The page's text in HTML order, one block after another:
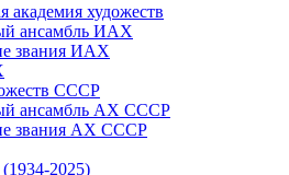
академия художеств
ансамбль ИАХ
звания ИАХ
СССР
ансамбль АХ СССР
звания АХ СССР
2025)